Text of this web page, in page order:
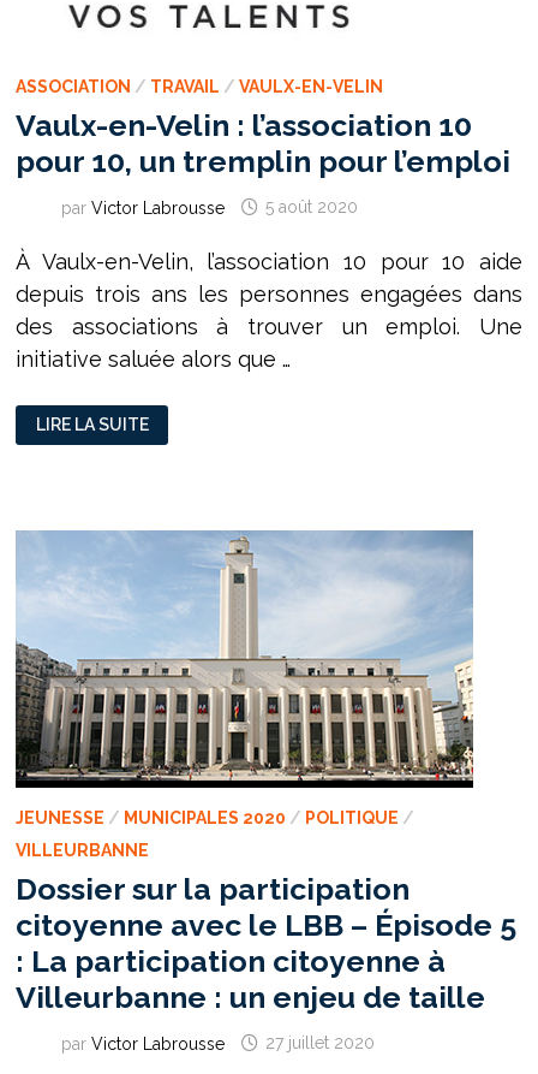
ASSOCIATION / TRAVAIL / VAULX-EN-VELIN
Vaulx-en-Velin : l’association 10
pour 10, un tremplin pour l’emploi
par Victor Labrousse 5 août 2020
À Vaulx-en-Velin, l’association 10 pour 10 aide
depuis trois ans les personnes engagées dans
des a­ssociations à trouver un emploi. Une
initiative saluée alors que …
VAULX-
EN-
VELIN
10,
TREMPLIN
POUR
L’EMPLOI
LIRE LA SUITE
JEUNESSE / MUNICIPALES 2020 / POLITIQUE /
VILLEURBANNE
Dossier sur la participation
citoyenne avec le LBB – Épisode 5
: La participation citoyenne à
Villeurbanne : un enjeu de taille
par Victor Labrousse 27 juillet 2020